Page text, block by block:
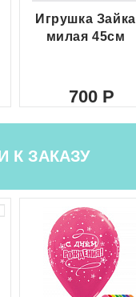
Игрушка Зайка
милая 45см
700
К ЗАКАЗУ